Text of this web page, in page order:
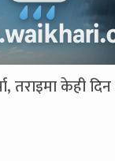
तराइमा केही